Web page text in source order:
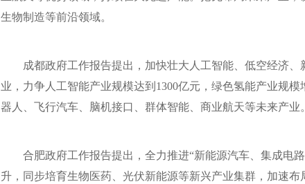
生物制造等前沿领域。
成都政府工作报告提出，加快壮大人工智能、低空经济
业，力争人工智能产业规模达到1300亿元，绿色氢能产业规
器人、飞行汽车、脑机接口、群体智能、商业航天等未来产业。
合肥政府工作报告提出，全力推进“新能源汽车、集成电
升，同步培育生物医药、光伏新能源等新兴产业集群，加速